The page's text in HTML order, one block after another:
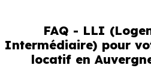
FAQ - LLI
Intermédiaire) pour
locatif en